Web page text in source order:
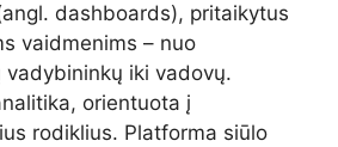
dashboards), pritaikytus
vaidmenims – nuo
vadybininkų iki vadovų.
orientuota į
rodiklius. Platforma siūlo